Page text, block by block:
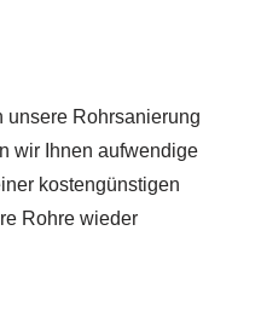
Rohrsanierung
wir Ihnen aufwendige
kostengünstigen
Rohre wieder